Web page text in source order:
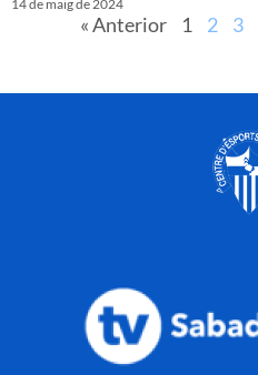
14 de maig de 2024
« Anterior 1 2 3